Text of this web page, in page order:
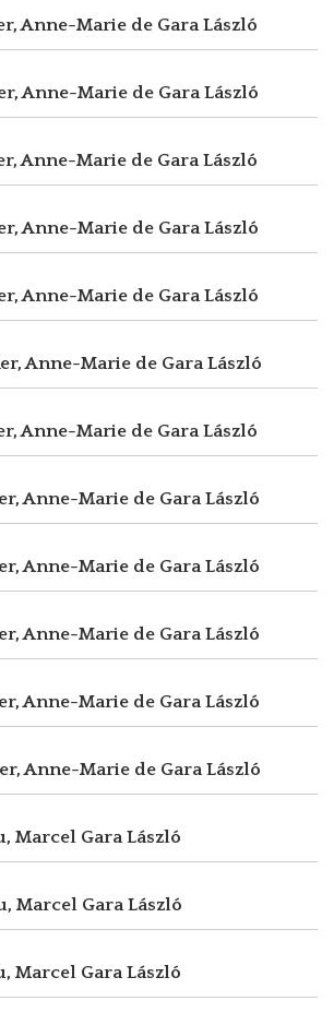
Anne-Marie de Gara László
Anne-Marie de Gara László
Anne-Marie de Gara László
Anne-Marie de Gara László
Anne-Marie de Gara László
Anne-Marie de Gara László
Anne-Marie de Gara László
Anne-Marie de Gara László
Anne-Marie de Gara László
Anne-Marie de Gara László
Anne-Marie de Gara László
Anne-Marie de Gara László
Marcel Gara László
Marcel Gara László
Marcel Gara László